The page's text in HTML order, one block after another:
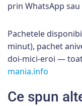
prin WhatsApp sau
Pachetele
minut), pachet
doi-mici-eroi —
mania.info
Ce spun